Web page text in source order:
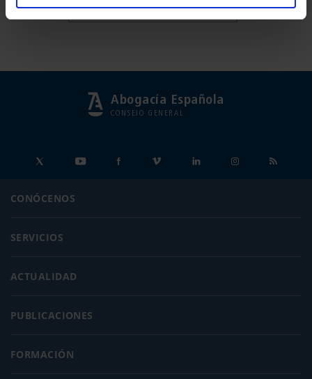
Colegio de Abogados de Oviedo
Abogacía Española
CONSEJO GENERAL
CONÓCENOS
SERVICIOS
ACTUALIDAD
PUBLICACIONES
FORMACIÓN